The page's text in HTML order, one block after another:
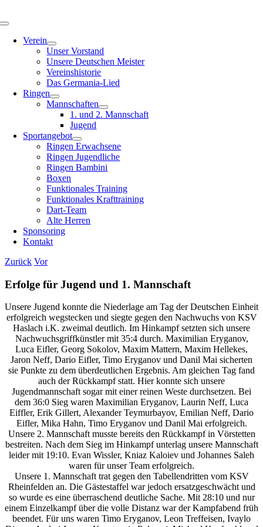
Inhalt
Toggle
NavigationVerein
Unser Vorstand
Unsere Deutschen Meister
Vereinshistorie
Das Germania-Lied
Ringen
Mannschaften
1. und 2. Mannschaft
Jugend
Sportangebot
Ringen Erwachsene
Ringen Jugendliche
Ringen Bambini
Boxen
Funktionales Training
Funktionales Krafttraining
Dart-Team
Alte Herren
Sponsoring
Kontakt
Zurück Vor
Erfolge für Jugend und 1. Mannschaft
Unsere Jugend konnte die Niederlage am Tag der Deutschen Einheit
erfolgreich wegstecken und siegte gegen den Nachwuchs von KSV
Haslach i.K. zweimal deutlich. Im Hinkampf setzten sich unsere
Nachwuchsgriffkünstler mit 35:4 durch. Maximilian Eryganov,
Luca Eifler, Georg Sokolov, Maxim Mattern, Maxim Hellekes,
Jaron Neff, Dario Eifler, Timo Eryganov und Danil Mai sicherten
sie Punkte zu dem überdeutlichen Ergebnis. Am gleichen Tag fand
auch der Rückkampf statt. Hier konnte sich unsere
Jugendmannschaft sogar mit einer reinen Weste durchsetzen. Bei
dem 36:0 Sieg waren Maximilian Eryganov, Laurin Neff, Luca
Eiffler, Erik Gillert, Alexander Teymurbayov, Emilian Neff, Dario
Eifler, Mika Hahn, Timo Eryganov und Danil Mai erfolgreich.
Unsere 2. Mannschaft musste bereits den Rückkampf in Vörstetten
bestreiten. Nach dem Sieg im Hinkampf unterlag unsere Mannschaft
leider mit 19:10. Evan Wissler, Kniaz Kaloiev und Johannes Saleh
waren für unser Team erfolgreich.
Unsere 1. Mannschaft trat gegen den Tabellendritten vom KSV
Rheinfelden an. Die Gästestaffel war jedoch ersatzgeschwächt und
so wurde es eine überraschend deutliche Sache. Mit 28:10 und nur
einem Einzelkampf über die volle Distanz war der Kampfabend früh
beendet. Für uns waren Timo Eryganov, Leon Treffeisen, Ivaylo